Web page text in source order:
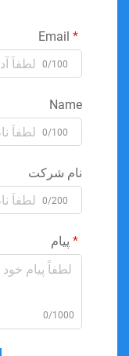
0/100
Name
0/100
نام شرکت
0/200
پیام
0/1000